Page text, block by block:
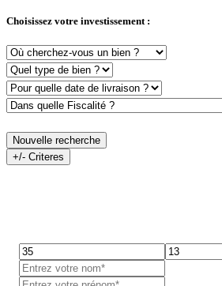
Choisissez votre investissement :
Nouvelle recherche
+/- Criteres